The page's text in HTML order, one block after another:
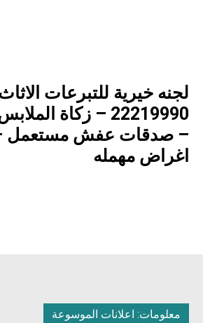
لجنه خيرية للتبرعات
22219990 – زكاة
– صدقات عفش مستعمل
اغراض مهمله
معلومات: اعلانات الموسوعة